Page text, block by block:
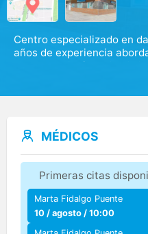
Centro especializado en
años de experiencia
y traumatologicas desde
Fisioterapia, Terapia
MÉDICOS
Primeras citas
Marta Fidalgo Puente
10 / agosto / 10:00